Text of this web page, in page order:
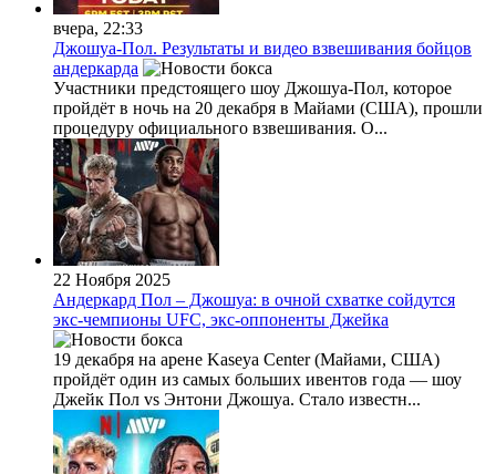
вчера, 22:33
Джошуа-Пол. Результаты и видео взвешивания бойцов
андеркарда
Участники предстоящего шоу Джошуа-Пол, которое
пройдёт в ночь на 20 декабря в Майами (США), прошли
процедуру официального взвешивания. О...
22 Ноября 2025
Андеркард Пол – Джошуа: в очной схватке сойдутся
экс-чемпионы UFC, экс-оппоненты Джейка
19 декабря на арене Kaseya Center (Майами, США)
пройдёт один из самых больших ивентов года — шоу
Джейк Пол vs Энтони Джошуа. Стало известн...